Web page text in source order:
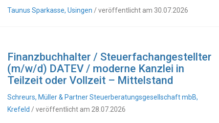
Taunus Sparkasse, Usingen / veröffentlicht am 30.07.2026
Finanzbuchhalter / Steuerfachangestellter
(m/w/d) DATEV / moderne Kanzlei in
Teilzeit oder Vollzeit – Mittelstand
Schreurs, Müller & Partner Steuerberatungsgesellschaft mbB,
Krefeld / veröffentlicht am 28.07.2026